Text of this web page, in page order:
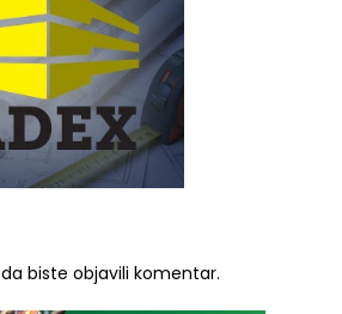
da biste objavili komentar.